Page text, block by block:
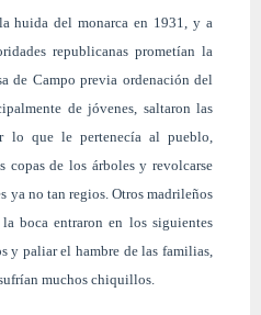
huida del monarca en 1931, y a
republicanas prometían la
de Campo previa ordenación del
de jóvenes, saltaron las
lo que le pertenecía al pueblo,
copas de los árboles y revolcarse
ya no tan regios. Otros madrileños
boca entraron en los siguientes
y paliar el hambre de las familias,
muchos chiquillos.